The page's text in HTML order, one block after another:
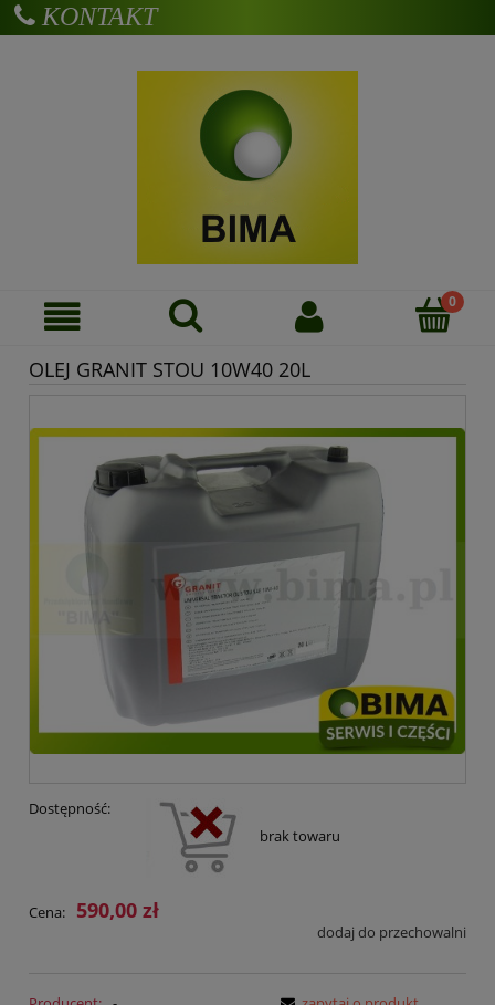
KONTAKT
OLEJ GRANIT STOU 10W40 20L
Dostępność:
brak towaru
Cena: 590,00 zł
dodaj do przechowalni